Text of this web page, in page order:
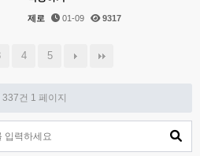
제로 01-09 9317
4 5
337건 1 페이지